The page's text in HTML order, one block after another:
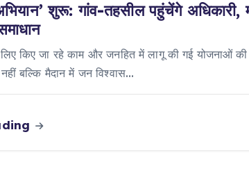
शुरू: गांव-तहसील पहुंचेंगे अधिकारी,
किए जा रहे काम और जनहित में लागू की गई योजनाओं की
बल्कि मैदान में जन विश्वास…